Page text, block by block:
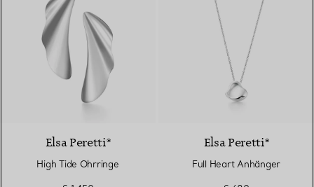
Elsa Peretti®
High Tide Ohrringe
Elsa Peretti®
Full Heart Anhänger